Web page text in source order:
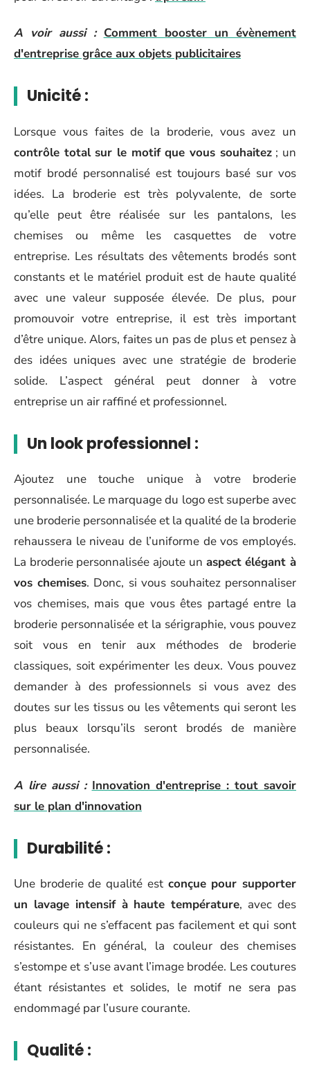
A voir aussi : Comment booster un évènement
d'entreprise grâce aux objets publicitaires
Unicité :
Lorsque vous faites de la broderie, vous avez un
contrôle total sur le motif que vous souhaitez; un
motif brodé personnalisé est toujours basé sur vos
idées. La broderie est très polyvalente, de sorte
qu’elle peut être réalisée sur les pantalons, les
chemises ou même les casquettes de votre
entreprise. Les résultats des vêtements brodés sont
constants et le matériel produit est de haute qualité
avec une valeur supposée élevée. De plus, pour
promouvoir votre entreprise, il est très important
d’être unique. Alors, faites un pas de plus et pensez à
des idées uniques avec une stratégie de broderie
solide. L’aspect général peut donner à votre
entreprise un air raffiné et professionnel.
Un look professionnel :
Ajoutez une touche unique à votre broderie
personnalisée. Le marquage du logo est superbe avec
une broderie personnalisée et la qualité de la broderie
rehaussera le niveau de l’uniforme de vos employés.
La broderie personnalisée ajoute un aspect élégant à
vos chemises. Donc, si vous souhaitez personnaliser
vos chemises, mais que vous êtes partagé entre la
broderie personnalisée et la sérigraphie, vous pouvez
soit vous en tenir aux méthodes de broderie
classiques, soit expérimenter les deux. Vous pouvez
demander à des professionnels si vous avez des
doutes sur les tissus ou les vêtements qui seront les
plus beaux lorsqu’ils seront brodés de manière
personnalisée.
A lire aussi : Innovation d'entreprise : tout savoir
sur le plan d'innovation
Durabilité :
Une broderie de qualité est conçue pour supporter
un lavage intensif à haute température, avec des
couleurs qui ne s’effacent pas facilement et qui sont
résistantes. En général, la couleur des chemises
s’estompe et s’use avant l’image brodée. Les coutures
étant résistantes et solides, le motif ne sera pas
endommagé par l’usure courante.
Qualité :